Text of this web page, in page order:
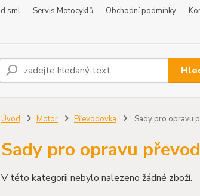
sml Servis Motocyklů Obchodní podmínky
Úvod Motor Převodovka Sady pro opravu
Sady pro opravu
V této kategorii nebylo nalezeno žádné zboží.